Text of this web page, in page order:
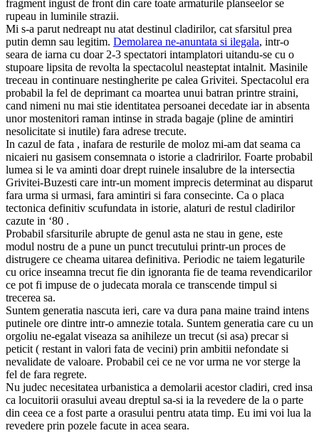
fragment ingust de front din care toate armaturile planseelor se
rupeau in luminile strazii.
Mi s-a parut nedreapt nu atat destinul cladirilor, cat sfarsitul prea
putin demn sau legitim. Demolarea ne-anuntata si ilegala, intr-o
seara de iarna cu doar 2-3 spectatori intamplatori uitandu-se cu o
stupoare lipsita de revolta la spectacolul neasteptat intalnit. Masinile
treceau in continuare nestingherite pe calea Grivitei. Spectacolul era
probabil la fel de deprimant ca moartea unui batran printre straini,
cand nimeni nu mai stie identitatea persoanei decedate iar in absenta
unor mostenitori raman intinse in strada bagaje (pline de amintiri
nesolicitate si inutile) fara adrese trecute.
In cazul de fata , inafara de resturile de moloz mi-am dat seama ca
nicaieri nu gasisem consemnata o istorie a cladririlor. Foarte probabil
lumea si le va aminti doar drept ruinele insalubre de la intersectia
Grivitei-Buzesti care intr-un moment imprecis determinat au disparut
fara urma si urmasi, fara amintiri si fara consecinte. Ca o placa
tectonica definitiv scufundata in istorie, alaturi de restul cladirilor
cazute in ‘80 .
Probabil sfarsiturile abrupte de genul asta ne stau in gene, este
modul nostru de a pune un punct trecutului printr-un proces de
distrugere ce cheama uitarea definitiva. Periodic ne taiem legaturile
cu orice inseamna trecut fie din ignoranta fie de teama revendicarilor
ce pot fi impuse de o judecata morala ce transcende timpul si
trecerea sa.
Suntem generatia nascuta ieri, care va dura pana maine traind intens
putinele ore dintre intr-o amnezie totala. Suntem generatia care cu un
orgoliu ne-egalat viseaza sa anihileze un trecut (si asa) precar si
peticit ( restant in valori fata de vecini) prin ambitii nefondate si
nevalidate de valoare. Probabil cei ce ne vor urma ne vor sterge la
fel de fara regrete.
Nu judec necesitatea urbanistica a demolarii acestor cladiri, cred insa
ca locuitorii orasului aveau dreptul sa-si ia la revedere de la o parte
din ceea ce a fost parte a orasului pentru atata timp. Eu imi voi lua la
revedere prin pozele facute in acea seara.